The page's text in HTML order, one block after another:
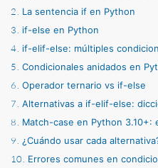
2
La sentencia if en Python
3
if-else en Python
4 if-elif-else: múltiples
5 Condicionales anidados en
6 Operador ternario vs if-else
7 Alternativas a if-elif-else:
8
Match-case en Python 3.10+:
9 ¿Cuándo usar cada
10
Errores comunes en